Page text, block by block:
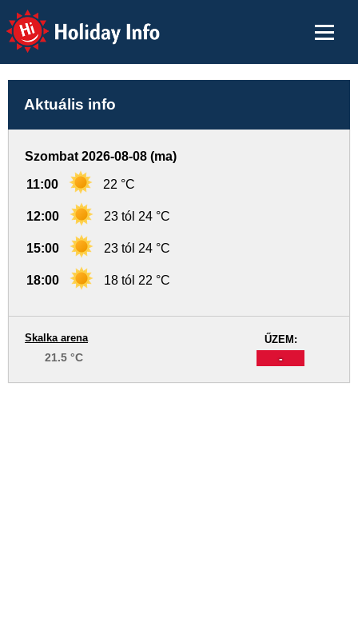
Holiday Info
Aktuális info
Szombat 2026-08-08 (ma)
11:00 22 °C
12:00 23 tól 24 °C
15:00 23 tól 24 °C
18:00 18 tól 22 °C
ŰZEM:
-
Skalka arena
21.5 °C